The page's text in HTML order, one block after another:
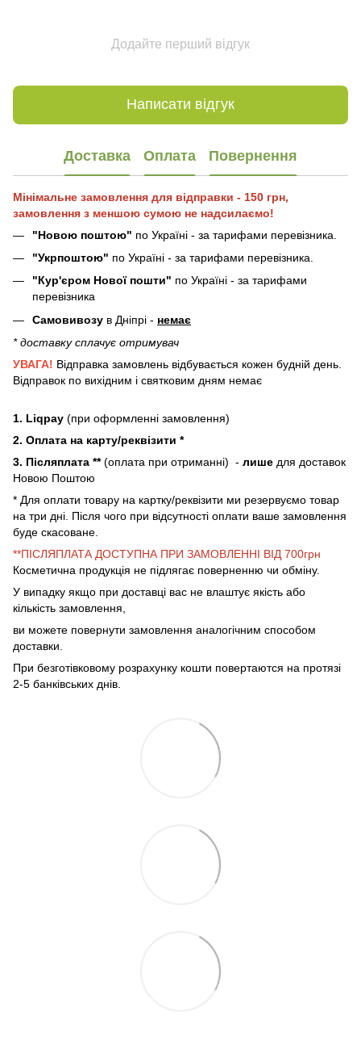
Додайте перший відгук
Написати відгук
Доставка Оплата Повернення
Мінімальне замовлення для відправки - 150 грн,
замовлення з меншою сумою не надсилаємо!
"Новою поштою" по Україні - за тарифами перевізника.
"Укрпоштою" по Україні - за тарифами перевізника.
"Кур'єром Нової пошти" по Україні - за тарифами
перевізника
Самовивозу в Дніпрі - немає
* доставку сплачує отримувач
УВАГА! Відправка замовлень відбувається кожен будній день.
Відправок по вихідним і святковим дням немає
1. Liqpay (при оформленні замовлення)
2. Оплата на карту/реквізити *
3. Післяплата **(оплата при отриманні) - лише для доставок
Новою Поштою
* Для оплати товару на картку/реквізити ми резервуємо товар
на три дні. Після чого при відсутності оплати ваше замовлення
буде скасоване.
**ПІСЛЯПЛАТА ДОСТУПНА ПРИ ЗАМОВЛЕННІ ВІД 700грн
Косметична продукція не підлягає поверненню чи обміну.
У випадку якщо при доставці вас не влаштує якість або
кількість замовлення,
ви можете повернути замовлення аналогічним способом
доставки.
При безготівковому розрахунку кошти повертаются на протязі
2-5 банківських днів.